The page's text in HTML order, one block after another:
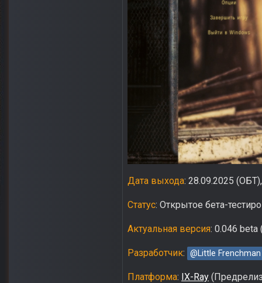
Дата выхода: 28.09.2025
Статус: Открытое бета-
Актуальная версия: 0.046 beta
Разработчик: @Little Frenchman
Платформа: IX-Ray